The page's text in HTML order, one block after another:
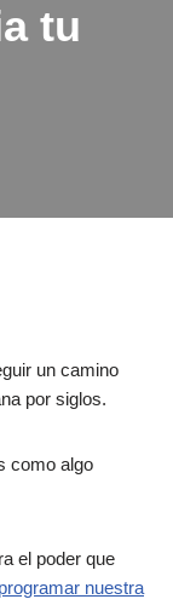
tu
un camino
por siglos.
como algo
el poder que
nuestra